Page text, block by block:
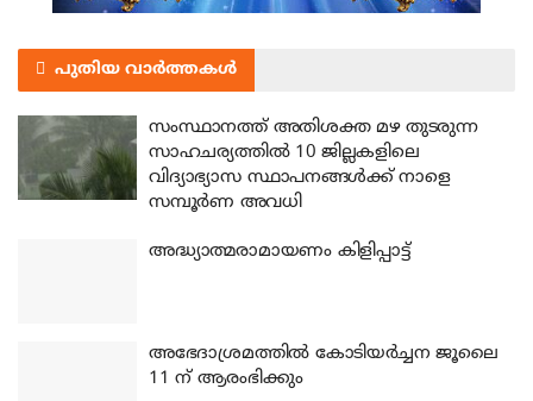
പുതിയ വാർത്തകൾ
സംസ്ഥാനത്ത് അതിശക്ത മഴ തുടരുന്ന
സാഹചര്യത്തിൽ 10 ജില്ലകളിലെ
വിദ്യാഭ്യാസ സ്ഥാപനങ്ങൾക്ക് നാളെ
സമ്പൂർണ അവധി
അദ്ധ്യാത്മരാമായണം കിളിപ്പാട്ട്
അഭേദാശ്രമത്തില്‍ കോടിയര്‍ച്ചന ജൂലൈ
11 ന് ആരംഭിക്കും